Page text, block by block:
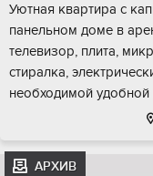
Уютная квартира с
панельном доме в
телевизор, плита,
стиралка,
необходимой
АРХИВ